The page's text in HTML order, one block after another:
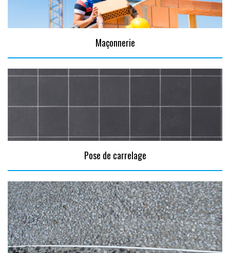
Maçonnerie
Pose de carrelage